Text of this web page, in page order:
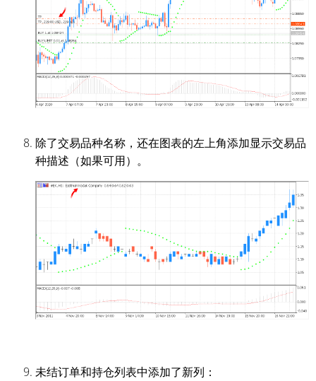
除了交易品种名称，还在图表的左上角添加显示交易品
种描述（如果可用）。
未结订单和持仓列表中添加了新列：